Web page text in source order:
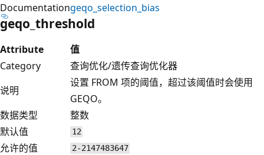
Documentationgeqo_selection_bias
geqo_threshold
Attribute
值
Category
查询优化/遗传查询优化器
说明
设置 FROM 项的阈值，超过该阈值时会使用
GEQO。
数据类型
整数
默认值
12
允许的值 2-2147483647